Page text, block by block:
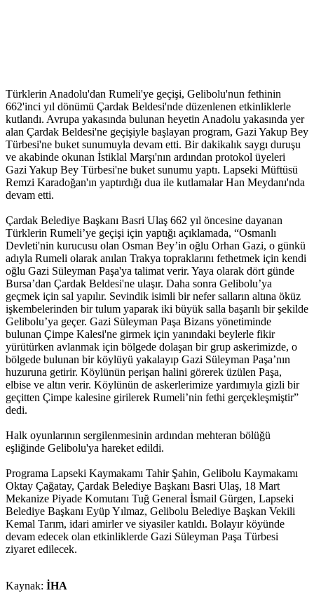
Türklerin Anadolu'dan Rumeli'ye geçişi, Gelibolu'nun fethinin
662'inci yıl dönümü Çardak Beldesi'nde düzenlenen etkinliklerle
kutlandı. Avrupa yakasında bulunan heyetin Anadolu yakasında yer
alan Çardak Beldesi'ne geçişiyle başlayan program, Gazi Yakup Bey
Türbesi'ne buket sunumuyla devam etti. Bir dakikalık saygı duruşu
ve akabinde okunan İstiklal Marşı'nın ardından protokol üyeleri
Gazi Yakup Bey Türbesi'ne buket sunumu yaptı. Lapseki Müftüsü
Remzi Karadoğan'ın yaptırdığı dua ile kutlamalar Han Meydanı'nda
devam etti.
Çardak Belediye Başkanı Basri Ulaş 662 yıl öncesine dayanan
Türklerin Rumeli’ye geçişi için yaptığı açıklamada, “Osmanlı
Devleti'nin kurucusu olan Osman Bey’in oğlu Orhan Gazi, o günkü
adıyla Rumeli olarak anılan Trakya topraklarını fethetmek için kendi
oğlu Gazi Süleyman Paşa'ya talimat verir. Yaya olarak dört günde
Bursa’dan Çardak Beldesi'ne ulaşır. Daha sonra Gelibolu’ya
geçmek için sal yapılır. Sevindik isimli bir nefer salların altına öküz
işkembelerinden bir tulum yaparak iki büyük salla başarılı bir şekilde
Gelibolu’ya geçer. Gazi Süleyman Paşa Bizans yönetiminde
bulunan Çimpe Kalesi'ne girmek için yanındaki beylerle fikir
yürütürken avlanmak için bölgede dolaşan bir grup askerimizde, o
bölgede bulunan bir köylüyü yakalayıp Gazi Süleyman Paşa’nın
huzuruna getirir. Köylünün perişan halini görerek üzülen Paşa,
elbise ve altın verir. Köylünün de askerlerimize yardımıyla gizli bir
geçitten Çimpe kalesine girilerek Rumeli’nin fethi gerçekleşmiştir”
dedi.
Halk oyunlarının sergilenmesinin ardından mehteran bölüğü
eşliğinde Gelibolu'ya hareket edildi.
Programa Lapseki Kaymakamı Tahir Şahin, Gelibolu Kaymakamı
Oktay Çağatay, Çardak Belediye Başkanı Basri Ulaş, 18 Mart
Mekanize Piyade Komutanı Tuğ General İsmail Gürgen, Lapseki
Belediye Başkanı Eyüp Yılmaz, Gelibolu Belediye Başkan Vekili
Kemal Tarım, idari amirler ve siyasiler katıldı. Bolayır köyünde
devam edecek olan etkinliklerde Gazi Süleyman Paşa Türbesi
ziyaret edilecek.
Kaynak: İHA